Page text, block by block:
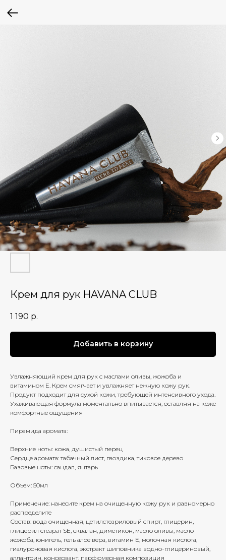
Крем для рук HAVANA CLUB
1 190 р.
Добавить в корзину
Увлажняющий крем для рук с маслами оливы, жожоба и
витамином Е. Крем смягчает и увлажняет нежную кожу рук.
Продукт подходит для сухой кожи, требующей интенсивного ухода.
Ухаживающая формула моментально впитывается, оставляя на коже
комфортные ощущения
Пирамида аромата:
Верхние ноты: кожа, душистый перец
Сердце аромата: табачный лист, гвоздика, тиковое дерево
Базовые ноты: сандал, янтарь
Объем: 50мл
Применение: нанесите крем на очищенную кожу рук и равномерно
распределите
Состав: вода очищенная, цетилстеариловый спирт, глицерин,
глицерил стеарат SE, сквалан, диметикон, масло оливы, масло
жожоба, юнигель, гель алое вера, витамин Е, молочная кислота,
гиалуроновая кислота, экстракт шиповника водно-глицериновый,
аллантоин, консервант, парфюмерная композиция